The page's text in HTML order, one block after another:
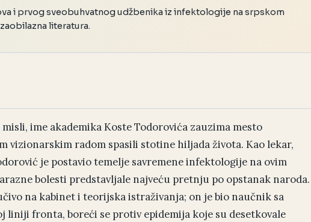
i prvog sveobuhvatnog udžbenika iz infektologije na srpskom
literatura.
ime akademika Koste Todorovića zauzima mesto
vizionarskim radom spasili stotine hiljada života. Kao lekar,
je postavio temelje savremene infektologije na ovim
bolesti predstavljale najveću pretnju po opstanak naroda.
na kabinet i teorijska istraživanja; on je bio naučnik sa
liniji fronta, boreći se protiv epidemija koje su desetkovale